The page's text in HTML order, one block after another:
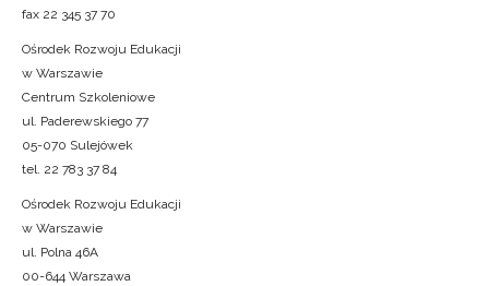
fax 22 345 37 70
Ośrodek Rozwoju Edukacji
w Warszawie
Centrum Szkoleniowe
ul. Paderewskiego 77
05-070 Sulejówek
tel. 22 783 37 84
Ośrodek Rozwoju Edukacji
w Warszawie
ul. Polna 46A
00-644 Warszawa